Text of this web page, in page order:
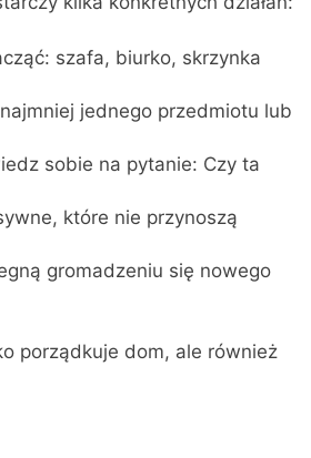
szafa, biurko, skrzynka
jednego przedmiotu lub
sobie na pytanie: Czy ta
które nie przynoszą
gromadzeniu się nowego
porządkuje dom, ale również